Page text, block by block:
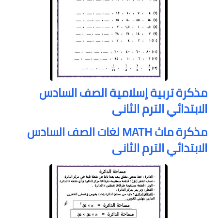
مذكرة تربية إسلامية الصف السادس
الابتدائي الترم الثانى
مذكرة ماث MATH لغات الصف السادس
الابتدائي الترم الثانى